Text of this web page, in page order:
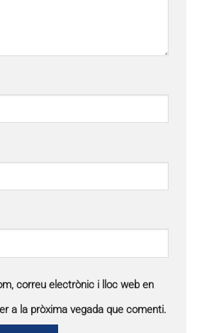
correu electrònic i lloc web en
a la pròxima vegada que comenti.